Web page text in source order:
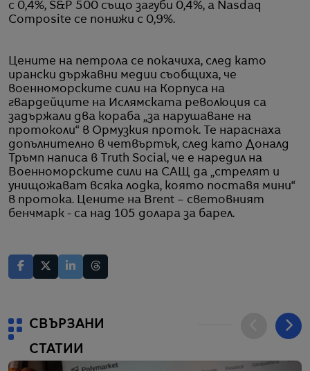
с 0,4%, S&P 500 също загуби 0,4%, а Nasdaq
Composite се понижи с 0,9%.
Цените на петрола се покачиха, след като
ирански държавни медии съобщиха, че
военноморските сили на Корпуса на
гвардейците на Ислямската революция са
задържали два кораба „за нарушаване на
протоколи“ в Ормузкия проток. Те нараснаха
допълнително в четвъртък, след като Доналд
Тръмп написа в Truth Social, че е наредил на
Военноморските сили на САЩ да „стрелят и
унищожават всяка лодка, която поставя мини“
в протока. Цените на Brent – световният
бенчмарк - са над 105 долара за барел.
СВЪРЗАНИ
СТАТИИ